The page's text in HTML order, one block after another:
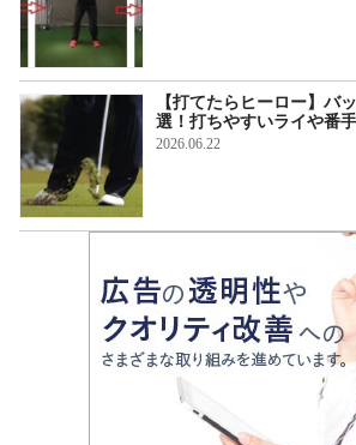
【打てたらヒーロー】バ
選！打ちやすいライや番
2026.06.22